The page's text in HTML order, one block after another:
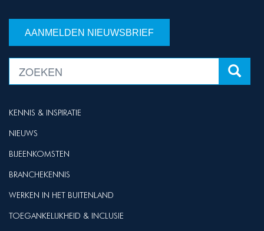
AANMELDEN NIEUWSBRIEF
KENNIS & INSPIRATIE
NIEUWS
BIJEENKOMSTEN
BRANCHEKENNIS
WERKEN IN HET BUITENLAND
TOEGANKELIJKHEID & INCLUSIE